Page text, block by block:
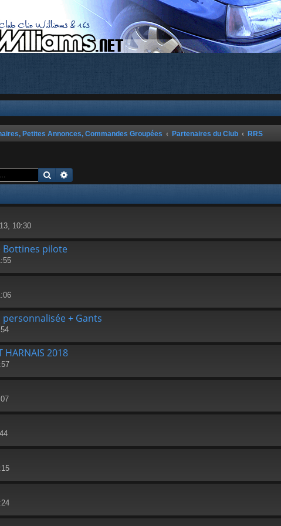
Petites Annonces, Commandes Groupées Partenaires du Club RRS
Rechercher
10:30
Bottines pilote
+ Gants
HARNAIS 2018